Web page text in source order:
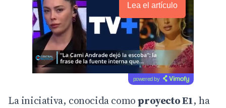
Lea el artículo
powered by
La iniciativa, conocida comoproyecto E1, ha